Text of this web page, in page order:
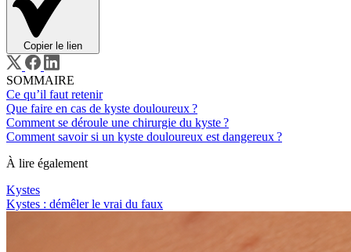
Copier le lien
SOMMAIRE
Ce qu’il faut retenir
Que faire en cas de kyste douloureux ?
Comment se déroule une chirurgie du kyste ?
Comment savoir si un kyste douloureux est dangereux ?
À lire également
Kystes
Kystes : démêler le vrai du faux